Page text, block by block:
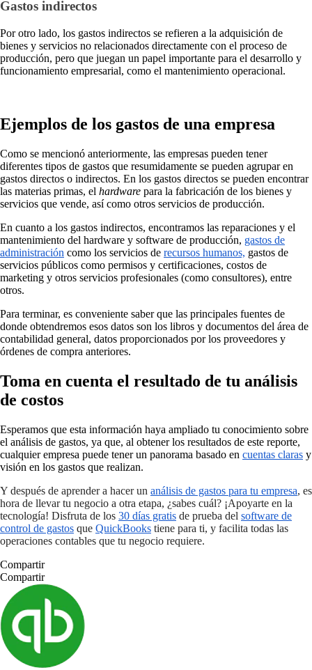
Gastos indirectos
Por otro lado, los gastos indirectos se refieren a la adquisición de
bienes y servicios no relacionados directamente con el proceso de
producción, pero que juegan un papel importante para el desarrollo y
funcionamiento empresarial, como el mantenimiento operacional.
Ejemplos de los gastos de una empresa
Como se mencionó anteriormente, las empresas pueden tener
diferentes tipos de gastos que resumidamente se pueden agrupar en
gastos directos o indirectos. En los gastos directos se pueden encontrar
las materias primas, el hardware para la fabricación de los bienes y
servicios que vende, así como otros servicios de producción.
En cuanto a los gastos indirectos, encontramos las reparaciones y el
mantenimiento del hardware y software de producción, gastos de
administración como los servicios de recursos humanos, gastos de
servicios públicos como permisos y certificaciones, costos de
marketing y otros servicios profesionales (como consultores), entre
otros.
Para terminar, es conveniente saber que las principales fuentes de
donde obtendremos esos datos son los libros y documentos del área de
contabilidad general, datos proporcionados por los proveedores y
órdenes de compra anteriores.
Toma en cuenta el resultado de tu análisis
de costos
Esperamos que esta información haya ampliado tu conocimiento sobre
el análisis de gastos, ya que, al obtener los resultados de este reporte,
cualquier empresa puede tener un panorama basado en cuentas claras y
visión en los gastos que realizan.
Y después de aprender a hacer un análisis de gastos para tu empresa, es
hora de llevar tu negocio a otra etapa, ¿sabes cuál? ¡Apoyarte en la
tecnología! Disfruta de los 30 días gratis de prueba del software de
control de gastos que QuickBooks tiene para ti, y facilita todas las
operaciones contables que tu negocio requiere.
Compartir
Compartir